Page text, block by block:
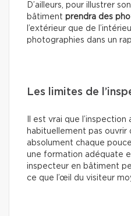
D’ailleurs, pour illustrer
bâtiment prendra des
l’extérieur que de
photographies dans un
Les limites de
Il est vrai que
habituellement pas
absolument chaque
une formation adéquate
inspecteur en bâtiment
ce que l’œil du visiteur